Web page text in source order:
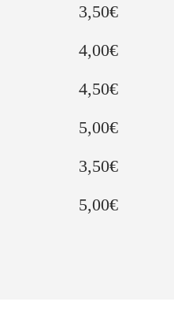
3,50€
4,00€
4,50€
5,00€
3,50€
5,00€